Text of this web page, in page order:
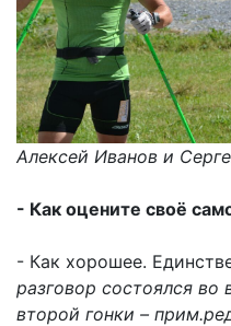
Алексей Иванов и
- Как оцените своё
- Как хорошее.
разговор состоялся во
второй гонки –